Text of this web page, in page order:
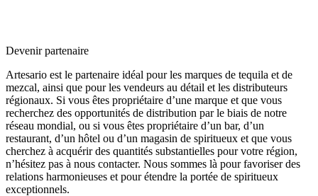
Devenir partenaire
Artesario est le partenaire idéal pour les marques de tequila et de
mezcal, ainsi que pour les vendeurs au détail et les distributeurs
régionaux. Si vous êtes propriétaire d’une marque et que vous
recherchez des opportunités de distribution par le biais de notre
réseau mondial, ou si vous êtes propriétaire d’un bar, d’un
restaurant, d’un hôtel ou d’un magasin de spiritueux et que vous
cherchez à acquérir des quantités substantielles pour votre région,
n’hésitez pas à nous contacter. Nous sommes là pour favoriser des
relations harmonieuses et pour étendre la portée de spiritueux
exceptionnels.